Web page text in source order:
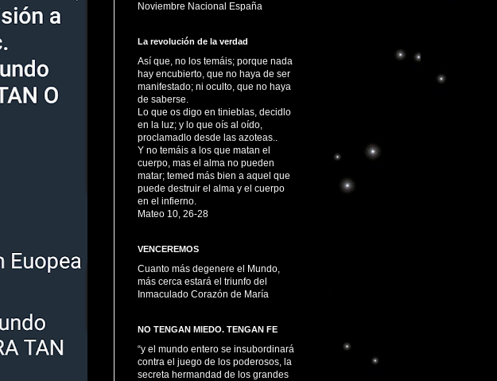
Noviembre Nacional España
La revolución de la verdad
Así que, no los temáis; porque nada
hay encubierto, que no haya de ser
manifestado; ni oculto, que no haya
de saberse.
Lo que os digo en tinieblas, decidlo
en la luz; y lo que oís al oído,
proclamadlo desde las azoteas..
Y no temáis a los que matan el
cuerpo, mas el alma no pueden
matar; temed más bien a aquel que
puede destruir el alma y el cuerpo
en el infierno.
Mateo 10, 26-28
VENCEREMOS
Cuanto más degenere el Mundo,
más cerca estará el triunfo del
Inmaculado Corazón de María
NO TENGAN MIEDO. TENGAN FE
“y el mundo entero se insubordinará
contra el juego de los poderosos, la
secreta hermandad de los grandes